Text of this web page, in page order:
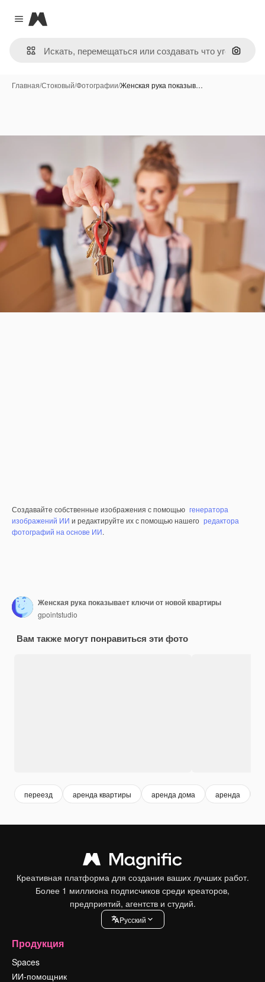
Close menu
Magnific
Поиск
Главная/Стоковый/Фотографии/Женская рука показыв…
Создавайте собственные изображения с помощью генератора
изображений ИИ и редактируйте их с помощью нашего редактора
фотографий на основе ИИ.
Женская рука показывает ключи от новой квартиры
gpointstudio
Вам также могут понравиться эти фото
переезд аренда квартиры аренда дома аренда
Креативная платформа для создания ваших лучших работ.
Более 1 миллиона подписчиков среди креаторов,
предприятий, агентств и студий.
Pусский
Продукция
Spaces
ИИ-помощник